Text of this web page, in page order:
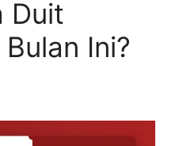
Duit
Ini?